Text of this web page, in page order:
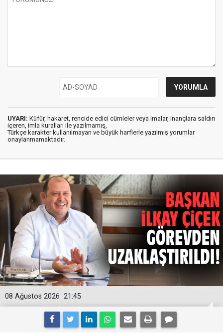
UYARI: Küfür, hakaret, rencide edici cümleler veya imalar, inançlara saldırı
içeren, imla kuralları ile yazılmamış,
Türkçe karakter kullanılmayan ve büyük harflerle yazılmış yorumlar
onaylanmamaktadır.
21:45
08 Ağustos 2026